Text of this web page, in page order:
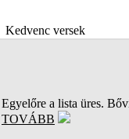
Kedvenc versek
Egyelőre a lista üres.
TOVÁBB